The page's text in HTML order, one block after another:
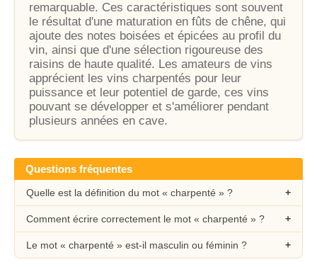
remarquable. Ces caractéristiques sont souvent
le résultat d'une maturation en fûts de chêne, qui
ajoute des notes boisées et épicées au profil du
vin, ainsi que d'une sélection rigoureuse des
raisins de haute qualité. Les amateurs de vins
apprécient les vins charpentés pour leur
puissance et leur potentiel de garde, ces vins
pouvant se développer et s'améliorer pendant
plusieurs années en cave.
Questions fréquentes
Quelle est la définition du mot « charpenté » ?
Comment écrire correctement le mot « charpenté » ?
Le mot « charpenté » est-il masculin ou féminin ?